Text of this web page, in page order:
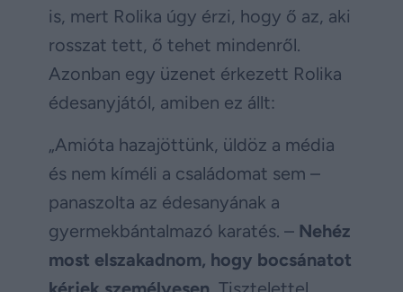
is, mert Rolika úgy érzi, hogy ő az, aki
rosszat tett, ő tehet mindenről.
Azonban egy üzenet érkezett Rolika
édesanyjától, amiben ez állt:
„Amióta hazajöttünk, üldöz a média
és nem kíméli a családomat sem –
panaszolta az édesanyának a
gyermekbántalmazó karatés. – Nehéz
most elszakadnom, hogy bocsánatot